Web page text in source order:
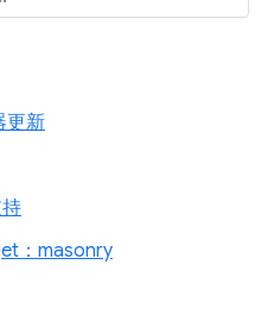
更新
：masonry